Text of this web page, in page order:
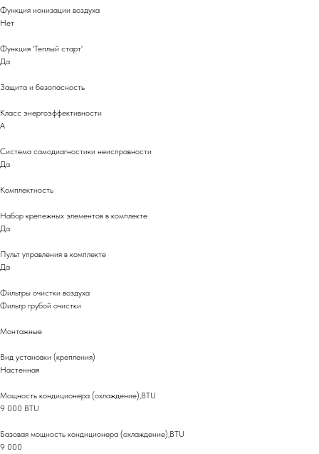
Функция ионизации воздуха
Нет
Функция 'Теплый старт'
Да
Защита и безопасность
Класс энергоэффективности
A
Система самодиагностики неисправности
Да
Комплектность
Набор крепежных элементов в комплекте
Да
Пульт управления в комплекте
Да
Фильтры очистки воздуха
Фильтр грубой очистки
Монтажные
Вид установки (крепления)
Настенная
Мощность кондиционера (охлаждение),BTU
9 000 BTU
Базовая мощность кондиционера (охлаждение),BTU
9 000